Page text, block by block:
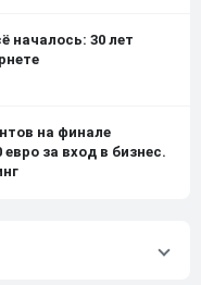
началось: 30 лет
на финале
за вход в бизнес.